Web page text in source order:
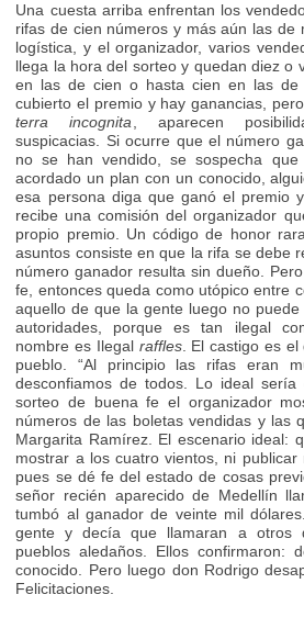
Una cuesta arriba enfrentan los
rifas de cien números y más aún las de
logística, y el organizador, varios
llega la hora del sorteo y quedan diez o
en las de cien o hasta cien en las de
cubierto el premio y hay ganancias,
terra incognita , aparecen
suspicacias. Si ocurre que el número
no se han vendido, se sospecha
acordado un plan con un conocido,
esa persona diga que ganó el premio
recibe una comisión del organizador
propio premio. Un código de honor
asuntos consiste en que la rifa se debe
número ganador resulta sin dueño.
fe, entonces queda como utópico entre
aquello de que la gente luego no
autoridades, porque es tan ilegal
nombre es Ilegal raffles. El castigo es el
pueblo. “Al principio las rifas eran
desconfiamos de todos. Lo ideal
sorteo de buena fe el organizador
números de las boletas vendidas y las
Margarita Ramírez. El escenario ideal:
mostrar a los cuatro vientos, ni publicar
pues se dé fe del estado de cosas
señor recién aparecido de Medellín
tumbó al ganador de veinte mil
gente y decía que llamaran a otros
pueblos aledaños. Ellos confirmaron:
conocido. Pero luego don Rodrigo
Felicitaciones.